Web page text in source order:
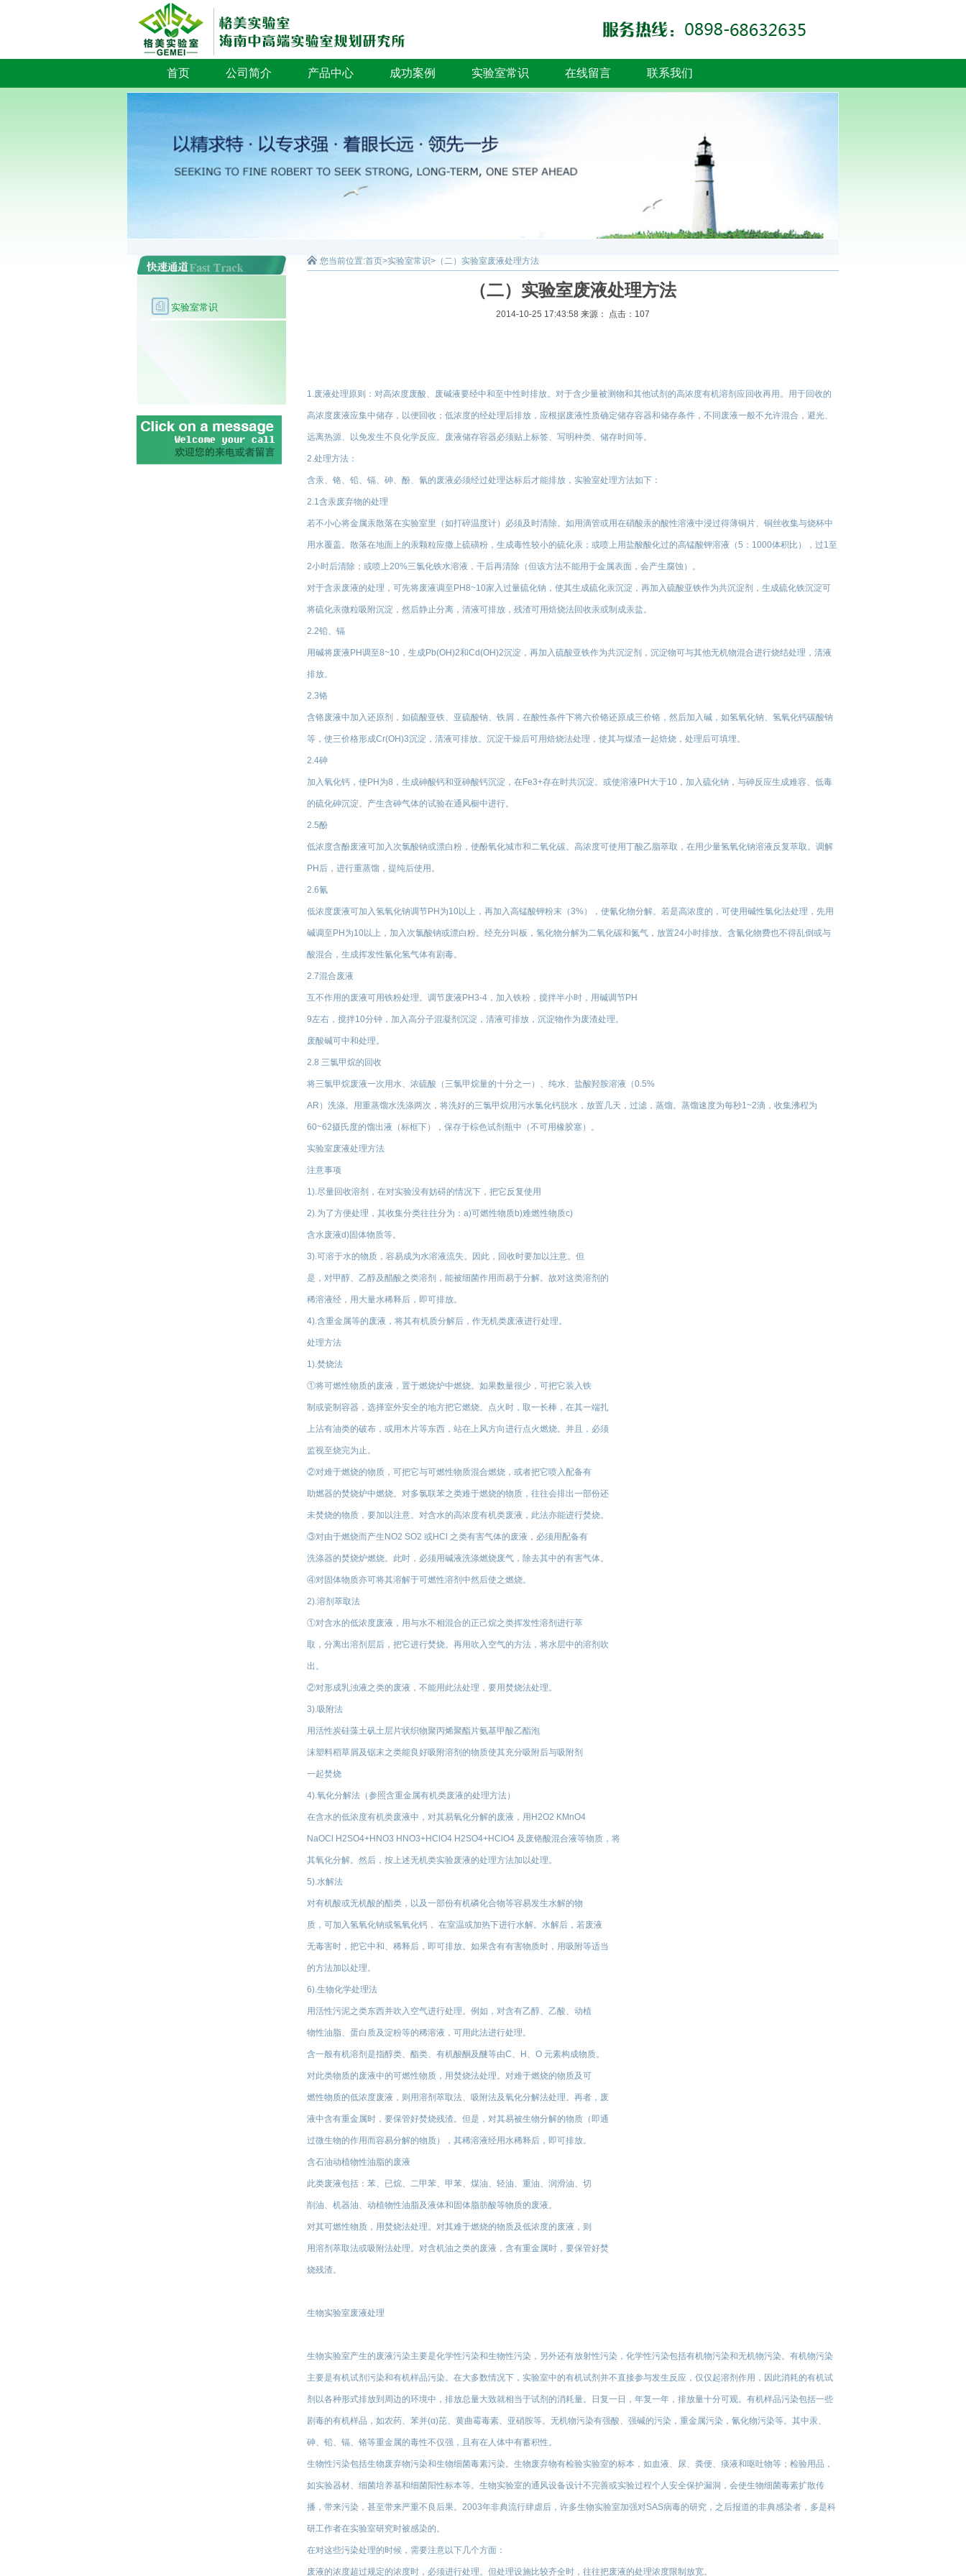
首页 公司简介 产品中心 成功案例 实验室常识 在线留言 联系我们
实验室常识
您当前位置:首页>实验室常识> （二）实验室废液处理方法
（二）实验室废液处理方法
2014-10-25 17:43:58 来源： 点击：107
1.废液处理原则：对高浓度废酸、废碱液要经中和至中性时排放。对于含少量被测物和其他试剂的高浓度有机溶剂应回收再用。用于回收的
高浓度废液应集中储存，以便回收；低浓度的经处理后排放，应根据废液性质确定储存容器和储存条件，不同废液一般不允许混合，避光、
远离热源、以免发生不良化学反应。废液储存容器必须贴上标签、写明种类、储存时间等。
2.处理方法：
含汞、铬、铅、镉、砷、酚、氰的废液必须经过处理达标后才能排放，实验室处理方法如下：
2.1含汞废弃物的处理
若不小心将金属汞散落在实验室里（如打碎温度计）必须及时清除。如用滴管或用在硝酸汞的酸性溶液中浸过得薄铜片、铜丝收集与烧杯中
用水覆盖。散落在地面上的汞颗粒应撒上硫磺粉，生成毒性较小的硫化汞；或喷上用盐酸酸化过的高锰酸钾溶液（5：1000体积比），过1至
2小时后清除；或喷上20%三氯化铁水溶液，干后再清除（但该方法不能用于金属表面，会产生腐蚀）。
对于含汞废液的处理，可先将废液调至PH8~10家入过量硫化钠，使其生成硫化汞沉淀，再加入硫酸亚铁作为共沉淀剂，生成硫化铁沉淀可
将硫化汞微粒吸附沉淀，然后静止分离，清液可排放，残渣可用焙烧法回收汞或制成汞盐。
2.2铅、镉
用碱将废液PH调至8~10，生成Pb(OH)2和Cd(OH)2沉淀，再加入硫酸亚铁作为共沉淀剂，沉淀物可与其他无机物混合进行烧结处理，清液
排放。
2.3铬
含铬废液中加入还原剂，如硫酸亚铁、亚硫酸钠、铁屑，在酸性条件下将六价铬还原成三价铬，然后加入碱，如氢氧化钠、氢氧化钙碳酸钠
等，使三价格形成Cr(OH)3沉淀，清液可排放。沉淀干燥后可用焙烧法处理，使其与煤渣一起焙烧，处理后可填埋。
2.4砷
加入氧化钙，使PH为8，生成砷酸钙和亚砷酸钙沉淀，在Fe3+存在时共沉淀。或使溶液PH大于10，加入硫化钠，与砷反应生成难容、低毒
的硫化砷沉淀。产生含砷气体的试验在通风橱中进行。
2.5酚
低浓度含酚废液可加入次氯酸钠或漂白粉，使酚氧化城市和二氧化碳。高浓度可使用丁酸乙脂萃取，在用少量氢氧化钠溶液反复萃取。调解
PH后，进行重蒸馏，提纯后使用。
2.6氰
低浓度废液可加入氢氧化钠调节PH为10以上，再加入高锰酸钾粉末（3%），使氰化物分解。若是高浓度的，可使用碱性氯化法处理，先用
碱调至PH为10以上，加入次氯酸钠或漂白粉。经充分叫板，氢化物分解为二氧化碳和氮气，放置24小时排放。含氰化物费也不得乱倒或与
酸混合，生成挥发性氰化氢气体有剧毒。
2.7混合废液
互不作用的废液可用铁粉处理。调节废液PH3-4，加入铁粉，搅拌半小时，用碱调节PH
9左右，搅拌10分钟，加入高分子混凝剂沉淀，清液可排放，沉淀物作为废渣处理。
废酸碱可中和处理。
2.8 三氯甲烷的回收
将三氯甲烷废液一次用水、浓硫酸（三氯甲烷量的十分之一）、纯水、盐酸羟胺溶液（0.5%
AR）洗涤。用重蒸馏水洗涤两次，将洗好的三氯甲烷用污水氯化钙脱水，放置几天，过滤，蒸馏。蒸馏速度为每秒1~2滴，收集沸程为
60~62摄氏度的馏出液（标框下），保存于棕色试剂瓶中（不可用橡胶塞）。
实验室废液处理方法
注意事项
1).尽量回收溶剂，在对实验没有妨碍的情况下，把它反复使用
2).为了方便处理，其收集分类往往分为：a)可燃性物质b)难燃性物质c)
含水废液d)固体物质等。
3).可溶于水的物质，容易成为水溶液流失。因此，回收时要加以注意。但
是，对甲醇、乙醇及醋酸之类溶剂，能被细菌作用而易于分解。故对这类溶剂的
稀溶液经，用大量水稀释后，即可排放。
4).含重金属等的废液，将其有机质分解后，作无机类废液进行处理。
处理方法
1).焚烧法
①将可燃性物质的废液，置于燃烧炉中燃烧。如果数量很少，可把它装入铁
制或瓷制容器，选择室外安全的地方把它燃烧。点火时，取一长棒，在其一端扎
上沾有油类的破布，或用木片等东西，站在上风方向进行点火燃烧。并且，必须
监视至烧完为止。
②对难于燃烧的物质，可把它与可燃性物质混合燃烧，或者把它喷入配备有
助燃器的焚烧炉中燃烧。对多氯联苯之类难于燃烧的物质，往往会排出一部份还
未焚烧的物质，要加以注意。对含水的高浓度有机类废液，此法亦能进行焚烧。
③对由于燃烧而产生NO2 SO2 或HCl 之类有害气体的废液，必须用配备有
洗涤器的焚烧炉燃烧。此时，必须用碱液洗涤燃烧废气，除去其中的有害气体。
④对固体物质亦可将其溶解于可燃性溶剂中然后使之燃烧。
2).溶剂萃取法
①对含水的低浓度废液，用与水不相混合的正己烷之类挥发性溶剂进行萃
取，分离出溶剂层后，把它进行焚烧。再用吹入空气的方法，将水层中的溶剂吹
出。
②对形成乳浊液之类的废液，不能用此法处理，要用焚烧法处理。
3).吸附法
用活性炭硅藻土矾土层片状织物聚丙烯聚酯片氨基甲酸乙酯泡
沫塑料稻草屑及锯末之类能良好吸附溶剂的物质使其充分吸附后与吸附剂
一起焚烧
4).氧化分解法（参照含重金属有机类废液的处理方法）
在含水的低浓度有机类废液中，对其易氧化分解的废液，用H2O2 KMnO4
NaOCl H2SO4+HNO3 HNO3+HClO4 H2SO4+HClO4 及废铬酸混合液等物质，将
其氧化分解。然后，按上述无机类实验废液的处理方法加以处理。
5).水解法
对有机酸或无机酸的酯类，以及一部份有机磷化合物等容易发生水解的物
质，可加入氢氧化钠或氢氧化钙， 在室温或加热下进行水解。水解后，若废液
无毒害时，把它中和、稀释后，即可排放。如果含有有害物质时，用吸附等适当
的方法加以处理。
6).生物化学处理法
用活性污泥之类东西并吹入空气进行处理。例如，对含有乙醇、乙酸、动植
物性油脂、蛋白质及淀粉等的稀溶液，可用此法进行处理。
含一般有机溶剂是指醇类、酯类、有机酸酮及醚等由C、H、O 元素构成物质。
对此类物质的废液中的可燃性物质，用焚烧法处理。对难于燃烧的物质及可
燃性物质的低浓度废液，则用溶剂萃取法、吸附法及氧化分解法处理。再者，废
液中含有重金属时，要保管好焚烧残渣。但是，对其易被生物分解的物质（即通
过微生物的作用而容易分解的物质），其稀溶液经用水稀释后，即可排放。
含石油动植物性油脂的废液
此类废液包括：苯、已烷、二甲苯、甲苯、煤油、轻油、重油、润滑油、切
削油、机器油、动植物性油脂及液体和固体脂肪酸等物质的废液。
对其可燃性物质，用焚烧法处理。对其难于燃烧的物质及低浓度的废液，则
用溶剂萃取法或吸附法处理。对含机油之类的废液，含有重金属时，要保管好焚
烧残渣。
生物实验室废液处理
生物实验室产生的废液污染主要是化学性污染和生物性污染，另外还有放射性污染，化学性污染包括有机物污染和无机物污染。有机物污染
主要是有机试剂污染和有机样品污染。在大多数情况下，实验室中的有机试剂并不直接参与发生反应，仅仅起溶剂作用，因此消耗的有机试
剂以各种形式排放到周边的环境中，排放总量大致就相当于试剂的消耗量。日复一日，年复一年，排放量十分可观。有机样品污染包括一些
剧毒的有机样品，如农药、苯并(α)芘、黄曲霉毒素、亚硝胺等。无机物污染有强酸、强碱的污染，重金属污染，氰化物污染等。其中汞、
砷、铅、镉、铬等重金属的毒性不仅强，且有在人体中有蓄积性。
生物性污染包括生物废弃物污染和生物细菌毒素污染。生物废弃物有检验实验室的标本，如血液、尿、粪便、痰液和呕吐物等；检验用品，
如实验器材、细菌培养基和细菌阳性标本等。生物实验室的通风设备设计不完善或实验过程个人安全保护漏洞，会使生物细菌毒素扩散传
播，带来污染，甚至带来严重不良后果。2003年非典流行肆虐后，许多生物实验室加强对SAS病毒的研究，之后报道的非典感染者，多是科
研工作者在实验室研究时被感染的。
在对这些污染处理的时候，需要注意以下几个方面：
废液的浓度超过规定的浓度时，必须进行处理。但处理设施比较齐全时，往往把废液的处理浓度限制放宽。